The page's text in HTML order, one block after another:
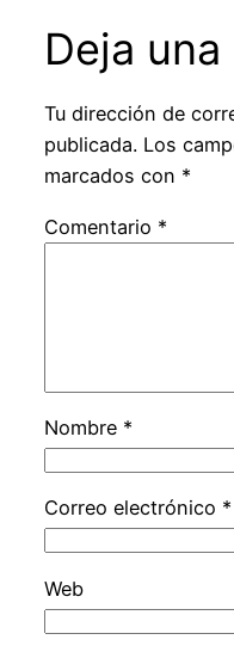
Deja
Tu dirección de
publicada. Los
marcados con *
Comentario *
Nombre *
Correo electrónico *
Web